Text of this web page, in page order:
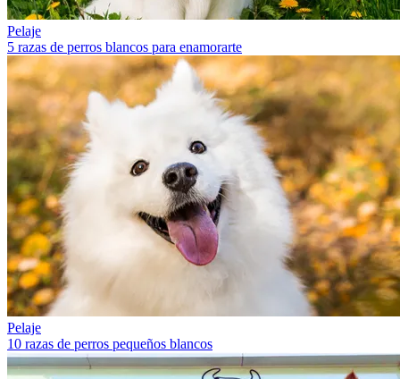
Pelaje
5 razas de perros blancos para enamorarte
Pelaje
10 razas de perros pequeños blancos